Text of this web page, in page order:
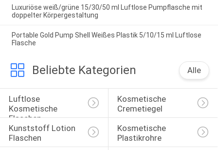
Luxuriöse weiß/grüne 15/30/50 ml Luftlose Pumpflasche mit
doppelter Körpergestaltung
Portable Gold Pump Shell Weißes Plastik 5/10/15 ml Luftlose
Flasche
Beliebte Kategorien Alle
Luftlose
Kosmetische
Flaschen
Kosmetische
Cremetiegel
Kunststoff Lotion
Flaschen
Kosmetische
Plastikrohre